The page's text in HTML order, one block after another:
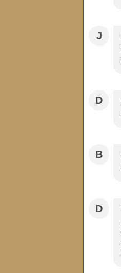
J
D
B
D